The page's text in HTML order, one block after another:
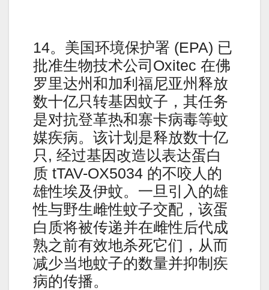
14。美国环境保护署 (EPA) 已
批准生物技术公司Oxitec 在佛
罗里达州和加利福尼亚州释放
数十亿只转基因蚊子，其任务
是对抗登革热和寨卡病毒等蚊
媒疾病。该计划是释放数十亿
只, 经过基因改造以表达蛋白
质 tTAV-OX5034 的不咬人的
雄性埃及伊蚊。一旦引入的雄
性与野生雌性蚊子交配，该蛋
白质将被传递并在雌性后代成
熟之前有效地杀死它们，从而
减少当地蚊子的数量并抑制疾
病的传播。